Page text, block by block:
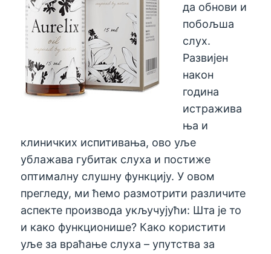
да обнови и
побољша
слух.
Развијен
након
година
истражива
ња и
клиничких испитивања, ово уље
ублажава губитак слуха и постиже
оптималну слушну функцију. У овом
прегледу, ми ћемо размотрити различите
аспекте производа укључујући: Шта је то
и како функционише? Како користити
уље за враћање слуха – упутства за